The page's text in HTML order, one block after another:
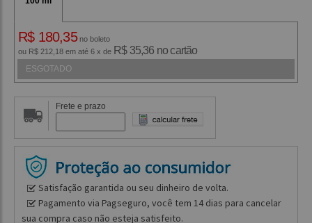
R$ 180,35no boleto
ou R$ 212,18 em até 6 x de R$ 35,36 no cartão
ESGOTADO
Frete e prazo
Satisfação garantida ou seu dinheiro de volta.
Pagamento via Pagseguro, você tem 14 dias para cancelar
sua compra caso não esteja satisfeito.